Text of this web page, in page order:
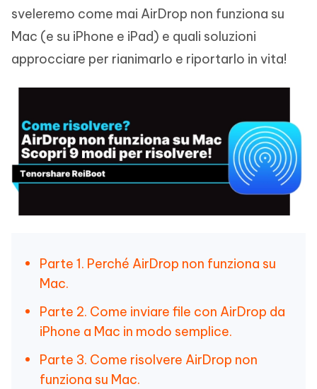
sveleremo come mai AirDrop non funziona su
Mac (e su iPhone e iPad) e quali soluzioni
approcciare per rianimarlo e riportarlo in vita!
Parte 1. Perché AirDrop non funziona su
Mac.
Parte 2. Come inviare file con AirDrop da
iPhone a Mac in modo semplice.
Parte 3. Come risolvere AirDrop non
funziona su Mac.